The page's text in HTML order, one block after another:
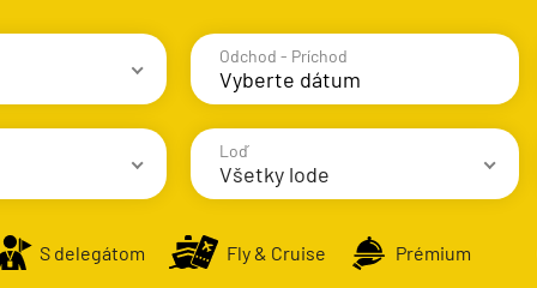
Odchod - Príchod
Loď
Všetky lode
S delegátom Fly & Cruise Prémium